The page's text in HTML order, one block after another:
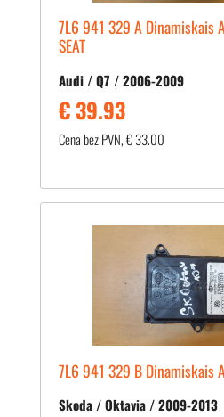
7L6 941 329 A Dinamiskais
SEAT
Audi / Q7 / 2006-2009
€ 39.93
Cena bez PVN, € 33.00
7L6 941 329 B Dinamiskais
Skoda / Oktavia / 2009-2013